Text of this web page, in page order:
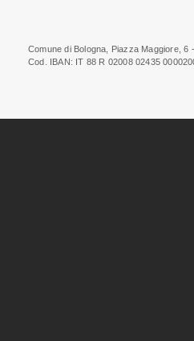
Note
Comune di Bologna, Piazza Maggiore, 6
Cod. IBAN: IT 88 R 02008 02435